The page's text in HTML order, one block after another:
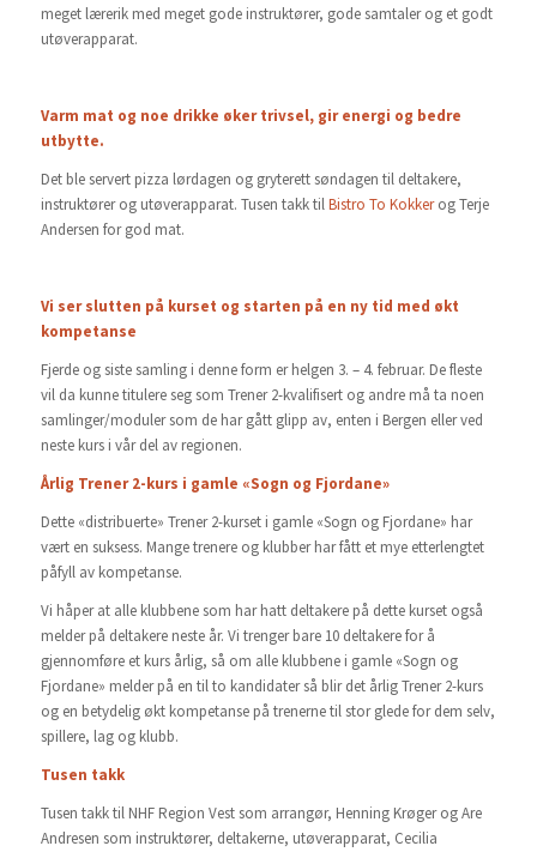
meget lærerik med meget gode instruktører, gode samtaler og et godt
utøverapparat.
Varm mat og noe drikke øker trivsel, gir energi og bedre
utbytte.
Det ble servert pizza lørdagen og gryterett søndagen til deltakere,
instruktører og utøverapparat. Tusen takk tilBistro To Kokkerog Terje
Andersen for god mat.
Vi ser slutten på kurset og starten på en ny tid med økt
kompetanse
Fjerde og siste samling i denne form er helgen 3. – 4. februar. De fleste
vil da kunne titulere seg som Trener 2-kvalifisert og andre må ta noen
samlinger/moduler som de har gått glipp av, enten i Bergen eller ved
neste kurs i vår del av regionen.
Årlig Trener 2-kurs i gamle «Sogn og Fjordane»
Dette «distribuerte» Trener 2-kurset i gamle «Sogn og Fjordane» har
vært en suksess. Mange trenere og klubber har fått et mye etterlengtet
påfyll av kompetanse.
Vi håper at alle klubbene som har hatt deltakere på dette kurset også
melder på deltakere neste år. Vi trenger bare 10 deltakere for å
gjennomføre et kurs årlig, så om alle klubbene i gamle «Sogn og
Fjordane» melder på en til to kandidater så blir det årlig Trener 2-kurs
og en betydelig økt kompetanse på trenerne til stor glede for dem selv,
spillere, lag og klubb.
Tusen takk
Tusen takk til NHF Region Vest som arrangør, Henning Krøger og Are
Andresen som instruktører, deltakerne, utøverapparat, Cecilia